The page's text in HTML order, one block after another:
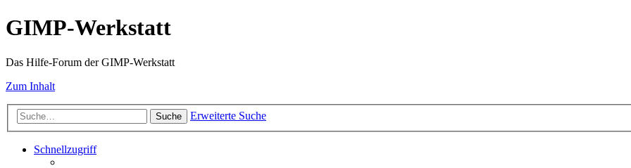
GIMP-Werkstatt
Das Hilfe-Forum der GIMP-Werkstatt
Zum Inhalt
Suche Erweiterte Suche
Schnellzugriff